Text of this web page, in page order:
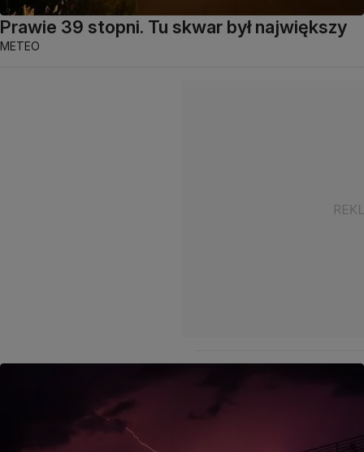
Prawie 39 stopni. Tu skwar był największy
METEO